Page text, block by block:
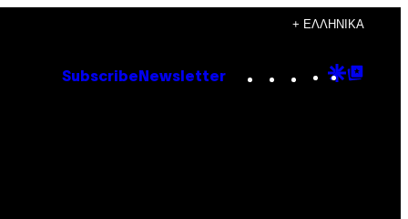
+ ΕΛΛΗΝΙΚΆ
Subscribe Newsletter Instagram
TikTok
YouTube
Google